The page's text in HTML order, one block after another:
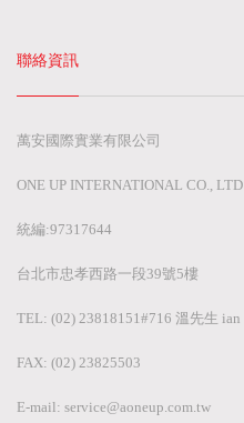
聯絡資訊
萬安國際實業有限公司
ONE UP INTERNATIONAL CO., LTD
統編:97317644
台北市忠孝西路一段39號5樓
TEL: (02) 23818151#716 溫先生 ian
FAX: (02) 23825503
E-mail: service@aoneup.com.tw